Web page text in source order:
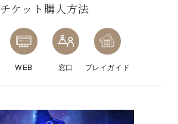
チケット購入方法
WEB 窓口 プレイガイド